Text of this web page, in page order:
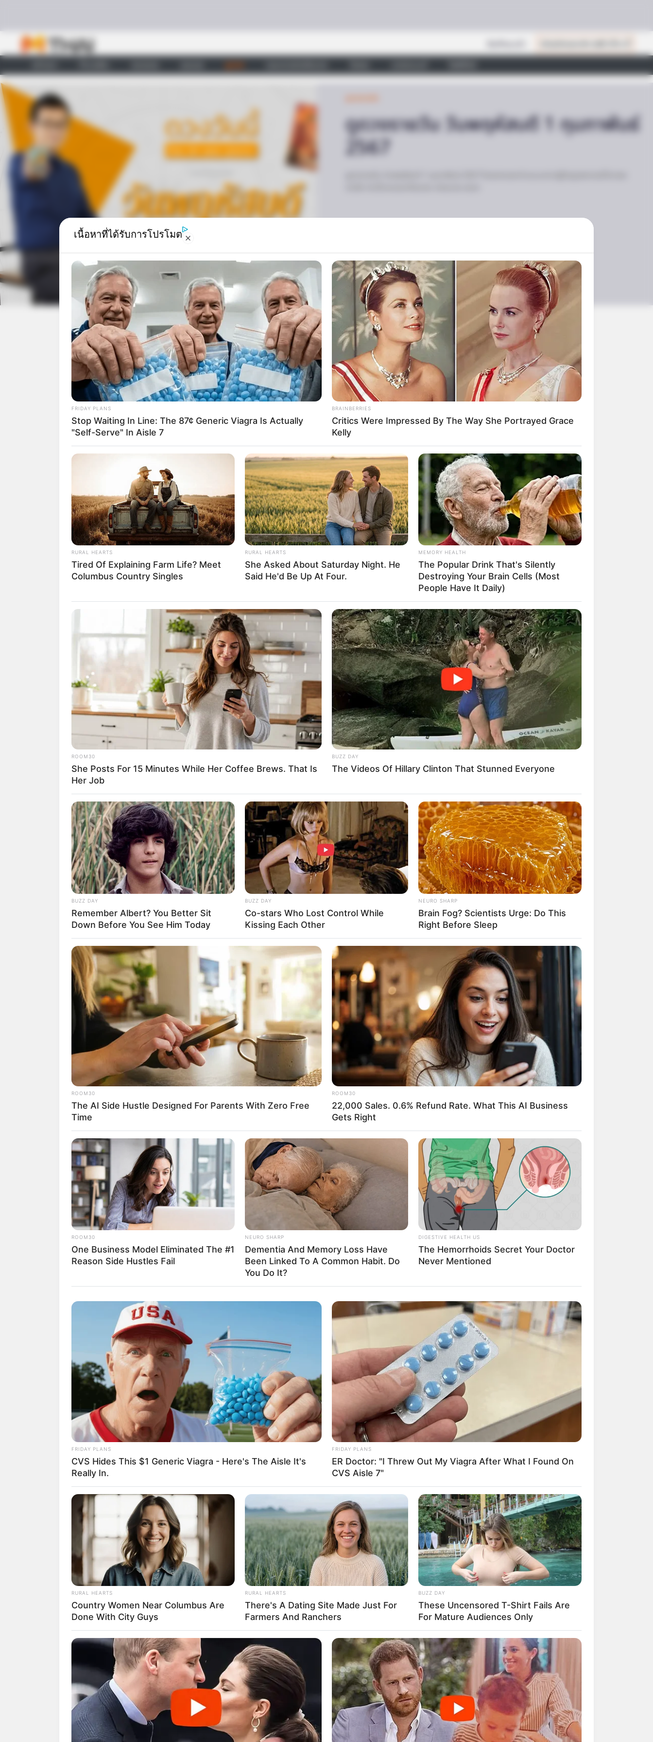
ดูดวงรายวัน วันพฤหัสบดี 1 กุมภาพันธ์
2567
Home/ดูดวงรายวัน/ ดูดวงรายวัน วันพฤหัสบดี 1 กุมภาพันธ์ 2567
ดูดวงรายวัน|
1 ก.พ. 2024
แบ่งปัน
ดวงรายวันวันนี้
ประจำวันพฤหัสบดี 1 กุมภาพันธ์ 2567
ดวงคนเกิดวันอาทิตย์
ไพ่ประจำวันของท่าน คือ ไพ่สังคม
โชคลาภจะมาจากสังคมออนไลน์ หรือหมายเลขโทรศัพท์ วันนี้ชีวิตติดโทรศัพท์ มีเกณฑ์พบสังคม
ใหม่ๆ เพื่อนใหม่ รวมถึงความรักใหม่บนโลกออนไลน์ บางท่านชีพจรลงเท้า อยู่ที่ติดที่ การเงินหมดไป
กับปรนเปรอตัวเอง
ดวงคนเกิดวันจันทร์
ไพ่ประจำวันของท่าน คือ ไพ่ครอบครัว
โชคลาภจะมาจากคนในครอบครัว หรือเลขที่พักอาศัย วันนี้ติดต่อเรื่องบ้าน รถไว้ จะประสบความ
สำเร็จ การงานได้รับความร่วมมืออย่างดี ท่านที่ทำงานส่วนตัวมีเกณฑ์ขยับขยาย การเงินหมดไปกับ
คนในครอบครัว
ดวงคนเกิดวันอังคาร
ไพ่ประจำวันของท่าน คือ ไพ่ภาระหน้าที่
โชคลาภจะมาจากที่ทำงาน เพื่อนร่วมงาน หัวหน้างาน วันนี้ภาระงานค่อนข้างมาก ใช้ความคิดเยอะ
มีลูกน้องก็เหมือนไม่มี ต้องทำงานเพียงลำพัง ด้านการเงินคิดมากไม่ต่างกัน รายจ่ายเยอะกว่า
ดวงคนเกิดวันพุธ
ไพ่ประจำวันของท่าน คือ ไพ่อุปสรรค
โชคลาภของท่านจะมาจากยานพาหนะ หรือการเดินทาง วันนี้พบแต่อุปสรรค วางแผนการดำเนิน
ชีวิตให้ดี นัดหมายไว้อาจมีเลื่อน งานส่วนตัวค่อนข้างเครียด ลูกค้าหนีหน้า การเงินระวังเป็นหนี้เพิ่ม
วางแผนใช้จ่ายให้ดี
ดวงคนเกิดวันพฤหัสบดี
ไพ่ประจำวันของท่าน คือ ไพ่ช่วยเหลือ
เนื้อหาที่ได้รับการโปรโมต
FRIDAY PLANS
Stop Waiting In Line: The 87¢ Generic Viagra Is Actually
"Self-Serve" In Aisle 7
BRAINBERRIES
Critics Were Impressed By The Way She Portrayed Grace
Kelly
RURAL HEARTS
Tired Of Explaining Farm Life? Meet
Columbus Country Singles
RURAL HEARTS
She Asked About Saturday Night. He
Said He'd Be Up At Four.
MEMORY HEALTH
The Popular Drink That's Silently
Destroying Your Brain Cells (Most
People Have It Daily)
ROOM30
She Posts For 15 Minutes While Her Coffee Brews. That Is
Her Job
BUZZ DAY
The Videos Of Hillary Clinton That Stunned Everyone
BUZZ DAY
Remember Albert? You Better Sit
Down Before You See Him Today
BUZZ DAY
Co-stars Who Lost Control While
Kissing Each Other
NEURO SHARP
Brain Fog? Scientists Urge: Do This
Right Before Sleep
ROOM30
The AI Side Hustle Designed For Parents With Zero Free
Time
ROOM30
22,000 Sales. 0.6% Refund Rate. What This AI Business
Gets Right
ROOM30
One Business Model Eliminated The #1
Reason Side Hustles Fail
NEURO SHARP
Dementia And Memory Loss Have
Been Linked To A Common Habit. Do
You Do It?
DIGESTIVE HEALTH US
The Hemorrhoids Secret Your Doctor
Never Mentioned
FRIDAY PLANS
CVS Hides This $1 Generic Viagra - Here's The Aisle It's
Really In.
FRIDAY PLANS
ER Doctor: "I Threw Out My Viagra After What I Found On
CVS Aisle 7"
RURAL HEARTS
Country Women Near Columbus Are
Done With City Guys
RURAL HEARTS
There's A Dating Site Made Just For
Farmers And Ranchers
BUZZ DAY
These Uncensored T-Shirt Fails Are
For Mature Audiences Only
Tarantino Wants To End His Career With This Movie?